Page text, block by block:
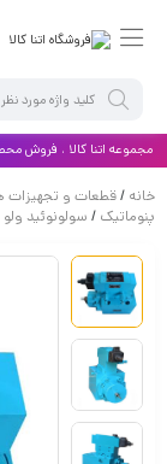
مجموعه اتنا کالا ، فروش
خانه /قطعات و تجهیزات
پنوماتیک / سولونوئید